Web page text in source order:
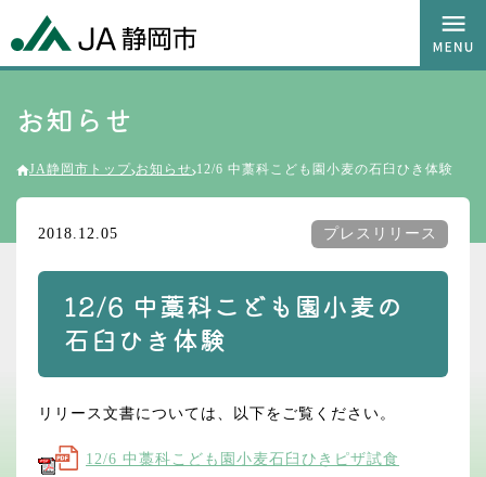
お知らせ
JA静岡市トップ お知らせ 12/6 中藁科こども園小麦の石臼ひき体験
2018.12.05 プレスリリース
12/6 中藁科こども園小麦の
石臼ひき体験
リリース文書については、以下をご覧ください。
12/6 中藁科こども園小麦石臼ひきピザ試食